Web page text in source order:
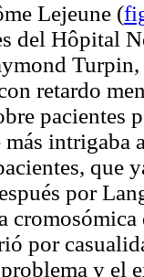
Lejeune (
del Hôpital
retardo
pacientes
intrigaba
que
por
por
y el